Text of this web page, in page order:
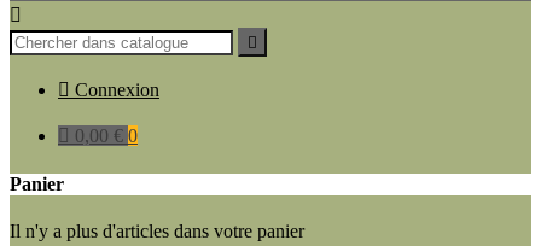


 Connexion
 0,00 € 0
Panier
Il n'y a plus d'articles dans votre panier